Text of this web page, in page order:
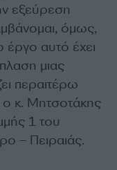
εξεύρεση
όμως,
έργο αυτό έχει
μιας
περαιτέρω
κ. Μητσοτάκης
1 του
– Πειραιάς.